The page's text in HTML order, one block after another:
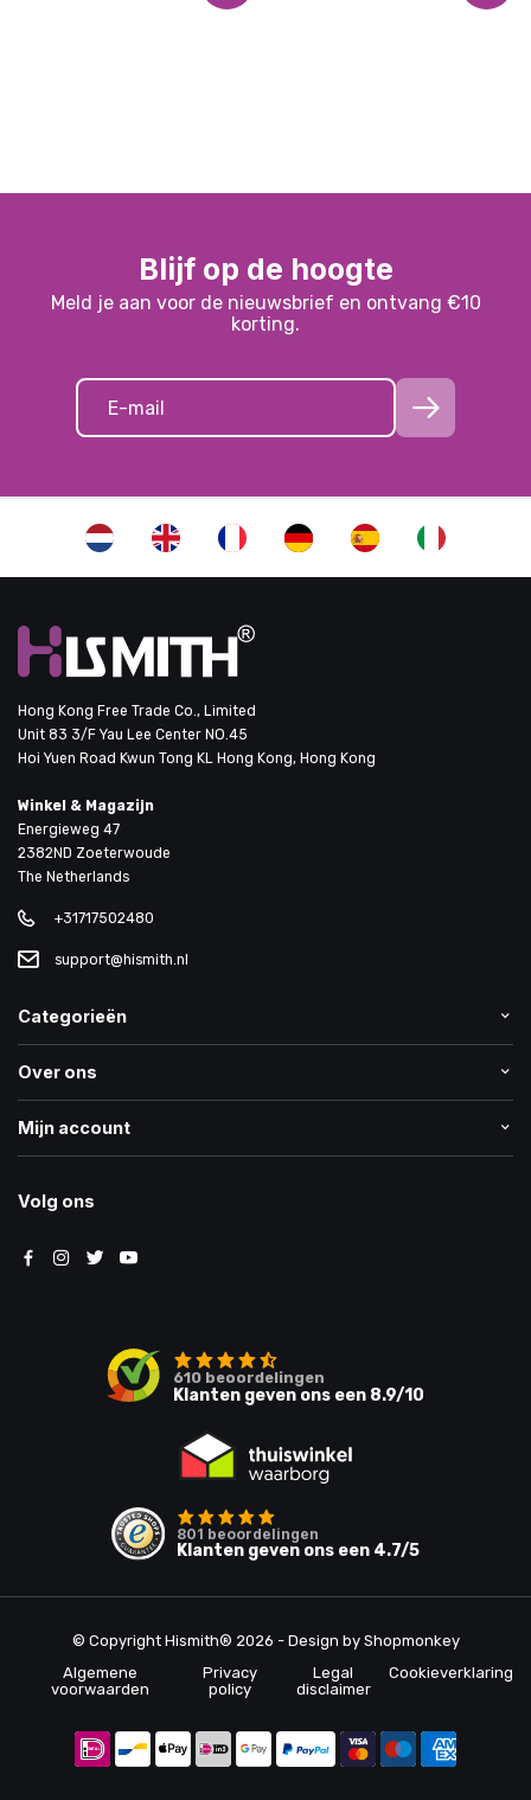
Blijf op de hoogte
Meld je aan voor de nieuwsbrief en ontvang €10
korting.
Hong Kong Free Trade Co., Limited
Unit 83 3/F Yau Lee Center NO.45
Hoi Yuen Road Kwun Tong KL Hong Kong, Hong Kong
Winkel & Magazijn
Energieweg 47
2382ND Zoeterwoude
The Netherlands
+31717502480
support@hismith.nl
Categorieën
Over ons
Mijn account
Volg ons
610 beoordelingen
Klanten geven ons een 8.9/10
801 beoordelingen
Klanten geven ons een 4.7/5
© Copyright Hismith® 2026 - Design by Shopmonkey
Algemene
voorwaarden
Privacy
policy
Legal
disclaimer
Cookieverklaring